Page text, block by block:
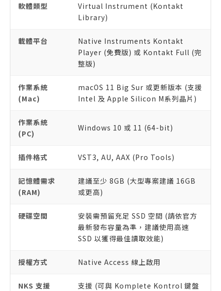
軟體類型
Virtual Instrument (Kontakt
Library)
載體平台
Native Instruments Kontakt
Player (免費版) 或 Kontakt Full (完
整版)
作業系統
(Mac)
macOS 11 Big Sur 或更新版本 (支援
Intel 及 Apple Silicon M系列晶片)
作業系統
(PC)
Windows 10 或 11 (64-bit)
插件格式 VST3, AU, AAX (Pro Tools)
記憶體需求
(RAM)
建議至少 8GB (大型專案建議 16GB
或更高)
硬碟空間
安裝需預留充足 SSD 空間 (請依官方
最新發布容量為準，建議使用高速
SSD 以獲得最佳讀取效能)
授權方式 Native Access 線上啟用
NKS 支援
支援 (可與 Komplete Kontrol 鍵盤